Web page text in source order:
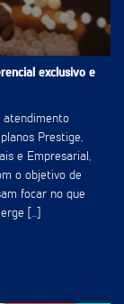
exclusivo e
atendimento
Prestige,
e Empresarial,
o objetivo de
focar no que
[...]